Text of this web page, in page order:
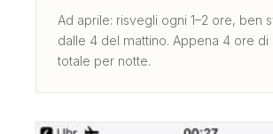
Ad aprile: risvegli ogni 1–2 ore, ben
dalle 4 del mattino. Appena 4 ore di
totale per notte.